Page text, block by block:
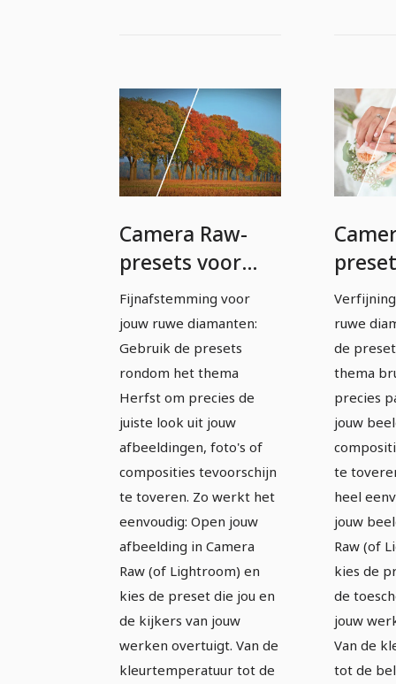
Camera Raw-
presets voor
fotografen en
beeldbewerkers:
Herfst
Fijnafstemming voor
jouw ruwe diamanten:
Gebruik de presets
rondom het thema
Herfst om precies de
juiste look uit jouw
afbeeldingen, foto's of
composities tevoorschijn
te toveren. Zo werkt het
eenvoudig: Open jouw
afbeelding in Camera
Raw (of Lightroom) en
kies de preset die jou en
de kijkers van jouw
werken overtuigt. Van de
kleurtemperatuur tot de
ruwe
de
thema
precies
jouw
te
heel
jouw
Raw (of
kies de
de
jouw
Van de
tot de